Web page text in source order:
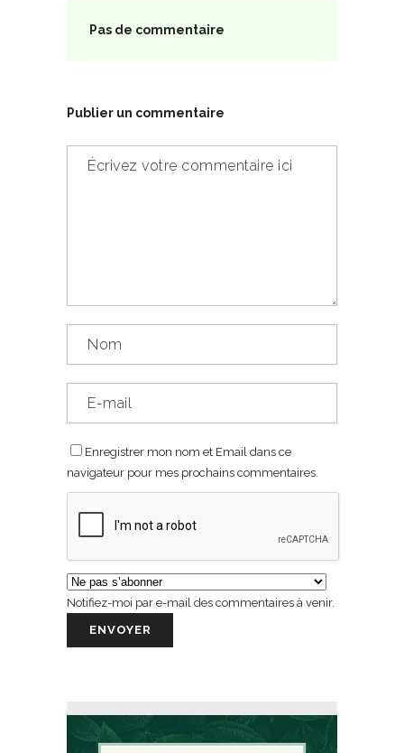
Pas de commentaire
Publier un commentaire
Enregistrer mon nom et Email dans ce
navigateur pour mes prochains commentaires.
Notifiez-moi par e-mail des commentaires à venir.